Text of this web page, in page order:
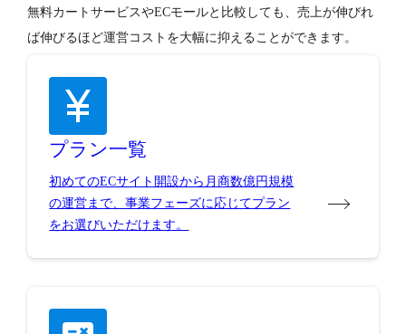
無料カートサービスやECモールと比較しても、売上が伸びれ
ば伸びるほど運営コストを大幅に抑えることができます。
プラン一覧
初めてのECサイト開設から月商数億円規模
の運営まで、事業フェーズに応じてプラン
をお選びいただけます。